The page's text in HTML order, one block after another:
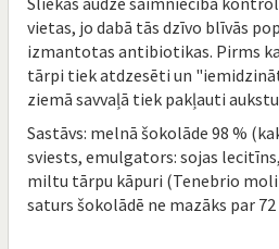
vietas, jo dabā tās dzīvo blīvās
izmantotas antibiotikas. Pirms
tārpi tiek atdzesēti un
ziemā savvaļā tiek pakļauti
Sastāvs: melnā šokolāde 98 %
sviests, emulgators: sojas
miltu tārpu kāpuri (Tenebrio
saturs šokolādē ne mazāks par 72